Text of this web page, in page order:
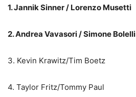
1. Jannik Sinner / Lorenzo Musetti
2. Andrea Vavasori / Simone Bolelli
3. Kevin Krawitz/Tim Boetz
4. Taylor Fritz/Tommy Paul